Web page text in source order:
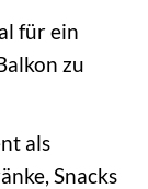
für ein
zu
als
Snacks